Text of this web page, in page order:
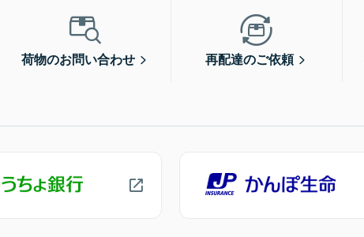
荷物のお問い合わせ 再配達のご依頼